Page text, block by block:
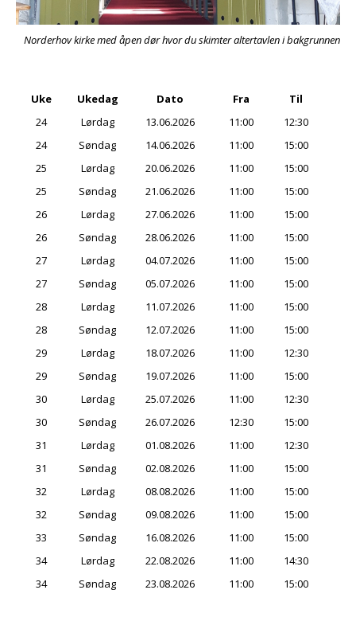
Norderhov kirke med åpen dør hvor du skimter altertavlen i bakgrunnen
Uke Ukedag Dato Fra
Til
24
Lørdag 13.06.2026 11:00
12:30
24
Søndag 14.06.2026 11:00
15:00
25
Lørdag 20.06.2026 11:00
15:00
25
Søndag 21.06.2026 11:00
15:00
26
Lørdag 27.06.2026 11:00
15:00
26
Søndag 28.06.2026 11:00
15:00
27
Lørdag 04.07.2026 11:00
15:00
27
Søndag 05.07.2026 11:00
15:00
28
Lørdag 11.07.2026 11:00
15:00
28
Søndag 12.07.2026 11:00
15:00
29
Lørdag 18.07.2026 11:00
12:30
29
Søndag 19.07.2026 11:00
15:00
30
Lørdag 25.07.2026 11:00
12:30
30
Søndag 26.07.2026 12:30
15:00
31
Lørdag 01.08.2026 11:00
12:30
31
Søndag 02.08.2026 11:00
15:00
32
Lørdag 08.08.2026 11:00
15:00
32
Søndag 09.08.2026 11:00
15:00
33
Søndag 16.08.2026 11:00
15:00
34
Lørdag 22.08.2026 11:00
14:30
34
Søndag 23.08.2026 11:00 15:00